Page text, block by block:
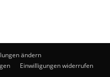
ändern
Einwilligungen widerrufen